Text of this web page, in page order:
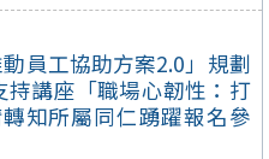
員工協助方案2.0」規劃
講座「職場心韌性：打
知所屬同仁踴躍報名參